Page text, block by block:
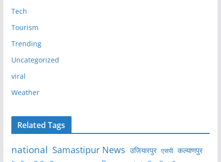
Tech
Tourism
Trending
Uncategorized
viral
Weather
Related Tags
national Samastipur News उजियारपुर एसपी कल्याणपुर